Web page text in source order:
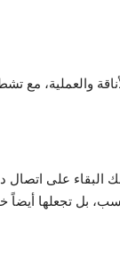
والعملية، مع
على اتصال
بل تجعلها أيضاً